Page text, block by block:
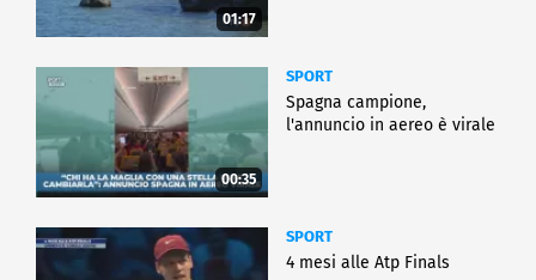
01:17
00:35
SPORT
Spagna campione,
l'annuncio in aereo è virale
SPORT
4 mesi alle Atp Finals